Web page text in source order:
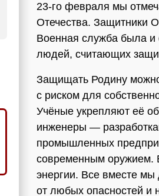
23-го февраля мы
Отечества. Защитники
Военная служба была и
людей, считающих
Защищать Родину
с риском для
Учёные укрепляют её
инженеры —
промышленных
современным оружием.
энергии. Все вместе
от любых опасностей и